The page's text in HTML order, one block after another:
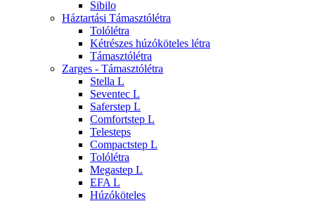
Sibilo
Háztartási Támasztólétra
Tolólétra
Kétrészes húzóköteles létra
Támasztólétra
Zarges - Támasztólétra
Stella L
Seventec L
Saferstep L
Comfortstep L
Telesteps
Compactstep L
Tolólétra
Megastep L
EFA L
Húzóköteles